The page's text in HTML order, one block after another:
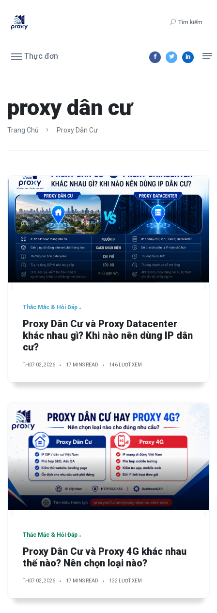
Tìm kiếm
Thực đơn
proxy dân cư
Trang Chủ Proxy Dân Cư
Thắc Mắc & Hỏi Đáp
Proxy Dân Cư và Proxy Datacenter
khác nhau gì? Khi nào nên dùng IP dân
cư?
TH07 02, 2026 17 MINS READ 146 LƯỢT XEM
Thắc Mắc & Hỏi Đáp
Proxy Dân Cư và Proxy 4G khác nhau
thế nào? Nên chọn loại nào?
TH07 02, 2026 17 MINS READ 132 LƯỢT XEM